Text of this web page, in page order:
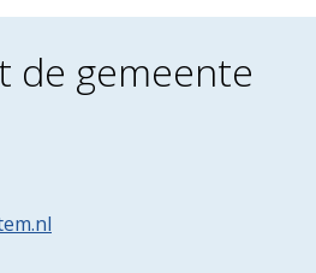
de gemeente